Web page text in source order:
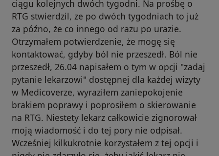
ciągu kolejnych dwóch tygodni. Na prośbę o
RTG stwierdzil, ze po dwóch tygodniach to już
za późno, że co innego od razu po urazie.
Otrzymałem potwierdzenie, że mogę się
kontaktować, gdyby ból nie przeszedł. Ból nie
przeszedł, 26.04 napisałem o tym w opcji "zadaj
pytanie lekarzowi" dostępnej dla każdej wizyty
w Medicoverze, wyraziłem zaniepokojenie
brakiem poprawy i poprosiłem o skierowanie
na RTG. Niestety lekarz całkowicie zignorował
moją wiadomość i do tej pory nie odpisał.
Wcześniej kilkukrotnie korzystałem z tej opcji i